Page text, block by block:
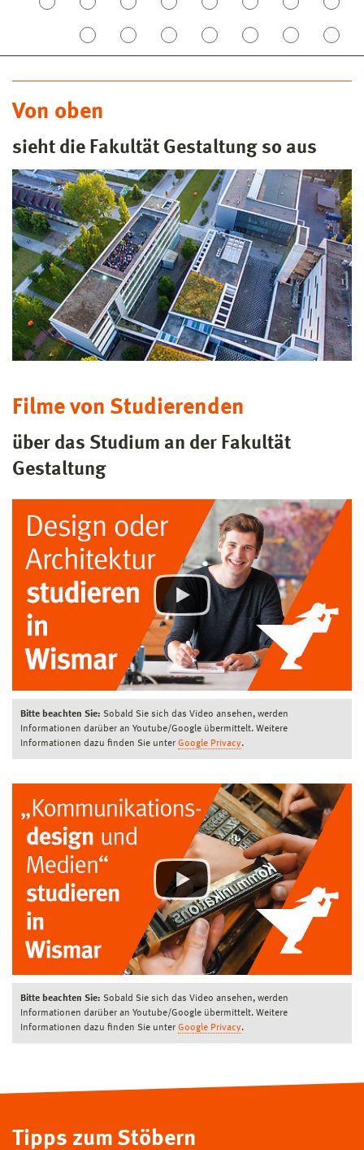
Von oben
sieht die Fakultät Gestaltung so aus
Filme von Studierenden
über das Studium an der Fakultät
Gestaltung
Bitte beachten Sie: Sobald Sie sich das Video ansehen, werden
Informationen darüber an Youtube/Google übermittelt. Weitere
Informationen dazu finden Sie unter Google Privacy.
Bitte beachten Sie: Sobald Sie sich das Video ansehen, werden
Informationen darüber an Youtube/Google übermittelt. Weitere
Informationen dazu finden Sie unter Google Privacy.
Tipps zum Stöbern